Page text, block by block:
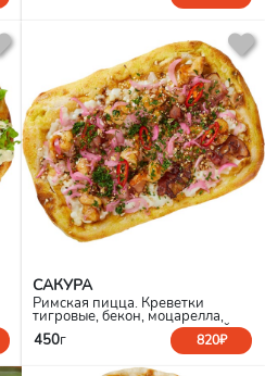
САКУРА
Римская пицца. Креветки
тигровые, бекон, моцарелла,
мисо соус, лук маринованный,
арахис, кинза, соус терияки,
450г 820₽